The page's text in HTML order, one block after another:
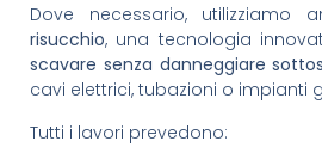
Dove necessario, utilizziamo
risucchio, una tecnologia
scavare senza danneggiare
cavi elettrici, tubazioni o impianti
Tutti i lavori prevedono: